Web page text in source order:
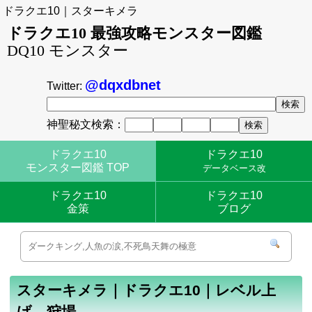
ドラクエ10｜スターキメラ
ドラクエ10 最強攻略モンスター図鑑
DQ10 モンスター
Twitter: @dqxdbnet
神聖秘文検索：
ドラクエ10
モンスター図鑑 TOP
ドラクエ10
データベース改
ドラクエ10
金策
ドラクエ10
ブログ
スターキメラ｜ドラクエ10｜レベル上